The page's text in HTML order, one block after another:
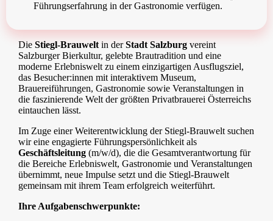
Führungserfahrung in der Gastronomie verfügen.
Die Stiegl-Brauwelt in derStadt Salzburg vereint
Salzburger Bierkultur, gelebte Brautradition und eine
moderne Erlebniswelt zu einem einzigartigen Ausflugsziel,
das Besucher:innen mit interaktivem Museum,
Brauereiführungen, Gastronomie sowie Veranstaltungen in
die faszinierende Welt der größten Privatbrauerei Österreichs
eintauchen lässt.
Im Zuge einer Weiterentwicklung der Stiegl-Brauwelt suchen
wir eine engagierte Führungspersönlichkeit als
Geschäftsleitung (m/w/d), die die Gesamtverantwortung für
die Bereiche Erlebniswelt, Gastronomie und Veranstaltungen
übernimmt, neue Impulse setzt und die Stiegl-Brauwelt
gemeinsam mit ihrem Team erfolgreich weiterführt.
Ihre Aufgabenschwerpunkte: